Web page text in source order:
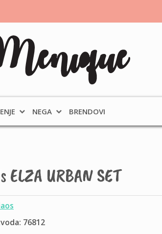
NEGA BRENDOVI
ELZA URBAN SET
76812